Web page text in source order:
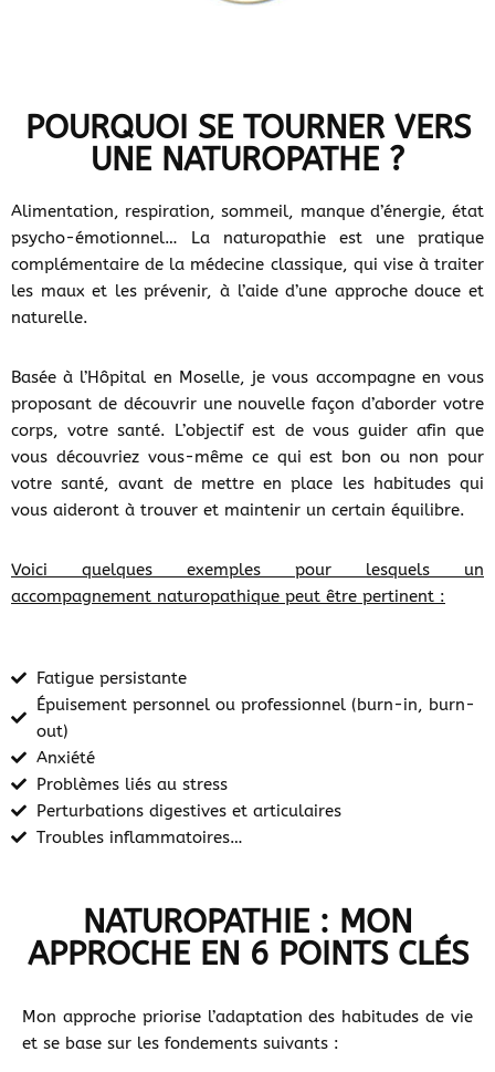
POURQUOI SE TOURNER VERS
UNE NATUROPATHE ?
Alimentation, respiration, sommeil, manque d’énergie, état
psycho-émotionnel… La naturopathie est une pratique
complémentaire de la médecine classique, qui vise à traiter
les maux et les prévenir, à l’aide d’une approche douce et
naturelle.
Basée à l’Hôpital en Moselle, je vous accompagne en vous
proposant de découvrir une nouvelle façon d’aborder votre
corps, votre santé. L’objectif est de vous guider afin que
vous découvriez vous-même ce qui est bon ou non pour
votre santé, avant de mettre en place les habitudes qui
vous aideront à trouver et maintenir un certain équilibre.
Voici quelques exemples pour lesquels un
accompagnement naturopathique peut être pertinent :
Fatigue persistante
Épuisement personnel ou professionnel (burn-in, burn-
out)
Anxiété
Problèmes liés au stress
Perturbations digestives et articulaires
Troubles inflammatoires…
NATUROPATHIE : MON
APPROCHE EN 6 POINTS CLÉS
Mon approche priorise l’adaptation des habitudes de vie
et se base sur les fondements suivants :